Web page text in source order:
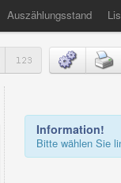
Auszählungsstand
Information!
Bitte wählen Sie